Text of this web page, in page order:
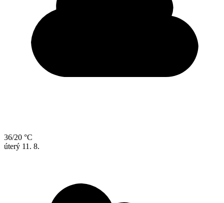
36/20 °C
úterý 11. 8.